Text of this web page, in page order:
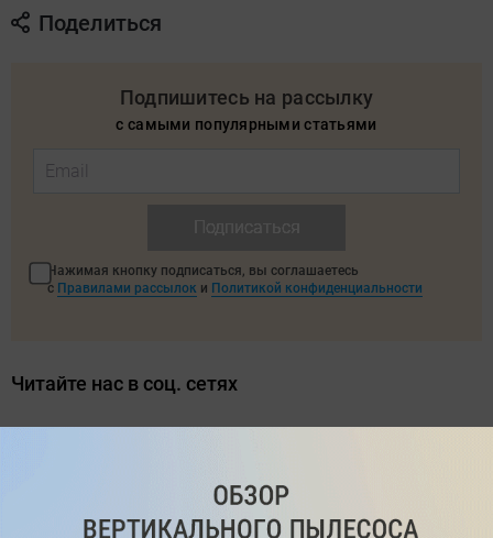
Поделиться
Подпишитесь на рассылку
с самыми популярными статьями
Нажимая кнопку подписаться, вы соглашаетесь
с Правилами рассылок и Политикой конфиденциальности
Читайте нас в соц. сетях